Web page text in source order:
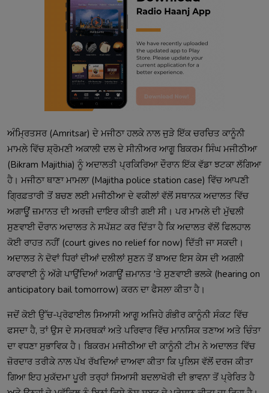
ਅੰਮ੍ਰਿਤਸਰ (Amritsar) ਦੇ ਮਜੀਠਾ ਹਲਕੇ ਨਾਲ ਜੁੜੇ ਇੱਕ ਚਰਚਿਤ ਕਾਨੂੰਨੀ
ਮਾਮਲੇ ਵਿੱਚ ਸ਼੍ਰੋਮਣੀ ਅਕਾਲੀ ਦਲ ਦੇ ਸੀਨੀਅਰ ਆਗੂ ਬਿਕਰਮ ਸਿੰਘ ਮਜੀਠੀਆ
(Bikram Majithia) ਨੂੰ ਅਦਾਲਤੀ ਪ੍ਰਕਿਰਿਆ ਦੌਰਾਨ ਇੱਕ ਵੱਡਾ ਝਟਕਾ ਲੱਗਿਆ
ਹੈ। ਮਜੀਠਾ ਥਾਣਾ ਮਾਮਲਾ (Majitha police station case) ਵਿੱਚ ਆਪਣੀ
ਗ੍ਰਿਫ਼ਤਾਰੀ ਤੋਂ ਬਚਣ ਲਈ ਮਜੀਠੀਆ ਦੇ ਵਕੀਲਾਂ ਵੱਲੋਂ ਸਥਾਨਕ ਅਦਾਲਤ ਵਿੱਚ
ਅਗਾਊਂ ਜ਼ਮਾਨਤ ਦੀ ਅਰਜ਼ੀ ਦਾਇਰ ਕੀਤੀ ਗਈ ਸੀ। ਪਰ ਮਾਮਲੇ ਦੀ ਮੁੱਢਲੀ
ਸੁਣਵਾਈ ਦੌਰਾਨ ਅਦਾਲਤ ਨੇ ਸਪੱਸ਼ਟ ਕਰ ਦਿੱਤਾ ਹੈ ਕਿ ਅਦਾਲਤ ਵੱਲੋਂ ਫਿਲਹਾਲ
ਕੋਈ ਰਾਹਤ ਨਹੀਂ (court gives no relief for now) ਦਿੱਤੀ ਜਾ ਸਕਦੀ।
ਅਦਾਲਤ ਨੇ ਦੋਵਾਂ ਧਿਰਾਂ ਦੀਆਂ ਦਲੀਲਾਂ ਸੁਣਨ ਤੋਂ ਬਾਅਦ ਇਸ ਕੇਸ ਦੀ ਅਗਲੀ
ਕਾਰਵਾਈ ਨੂੰ ਅੱਗੇ ਪਾਉਂਦਿਆਂ ਅਗਾਊਂ ਜ਼ਮਾਨਤ 'ਤੇ ਸੁਣਵਾਈ ਭਲਕੇ (hearing on
anticipatory bail tomorrow) ਕਰਨ ਦਾ ਫੈਸਲਾ ਕੀਤਾ ਹੈ।
ਜਦੋਂ ਕੋਈ ਉੱਚ-ਪ੍ਰੋਫਾਈਲ ਸਿਆਸੀ ਆਗੂ ਅਜਿਹੇ ਗੰਭੀਰ ਕਾਨੂੰਨੀ ਸੰਕਟ ਵਿੱਚ
ਫਸਦਾ ਹੈ, ਤਾਂ ਉਸ ਦੇ ਸਮਰਥਕਾਂ ਅਤੇ ਪਰਿਵਾਰ ਵਿੱਚ ਮਾਨਸਿਕ ਤਣਾਅ ਅਤੇ ਚਿੰਤਾ
ਦਾ ਵਧਣਾ ਸੁਭਾਵਿਕ ਹੈ। ਬਿਕਰਮ ਮਜੀਠੀਆ ਦੀ ਕਾਨੂੰਨੀ ਟੀਮ ਨੇ ਅਦਾਲਤ ਵਿੱਚ
ਜ਼ੋਰਦਾਰ ਤਰੀਕੇ ਨਾਲ ਪੱਖ ਰੱਖਦਿਆਂ ਦਾਅਵਾ ਕੀਤਾ ਕਿ ਪੁਲਿਸ ਵੱਲੋਂ ਦਰਜ ਕੀਤਾ
ਗਿਆ ਇਹ ਮੁਕੱਦਮਾ ਪੂਰੀ ਤਰ੍ਹਾਂ ਸਿਆਸੀ ਬਦਲਾਖੋਰੀ ਦੀ ਭਾਵਨਾ ਤੋਂ ਪ੍ਰੇਰਿਤ ਹੈ